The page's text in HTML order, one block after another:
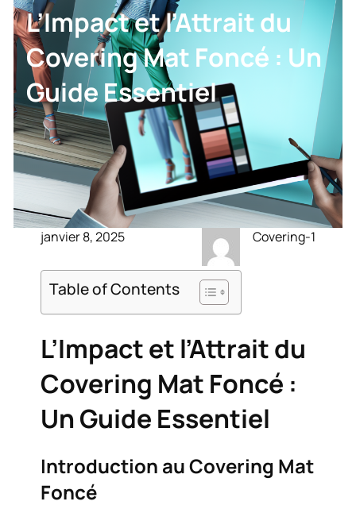
L’Impact et l’Attrait du
Covering Mat Foncé : Un
Guide Essentiel
janvier 8, 2025 Covering-1
Table of Contents
L’Impact et l’Attrait du
Covering Mat Foncé :
Un Guide Essentiel
Introduction au Covering Mat
Foncé